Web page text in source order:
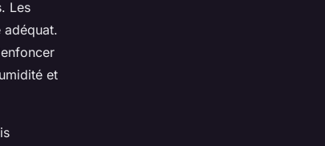
Les
adéquat.
et